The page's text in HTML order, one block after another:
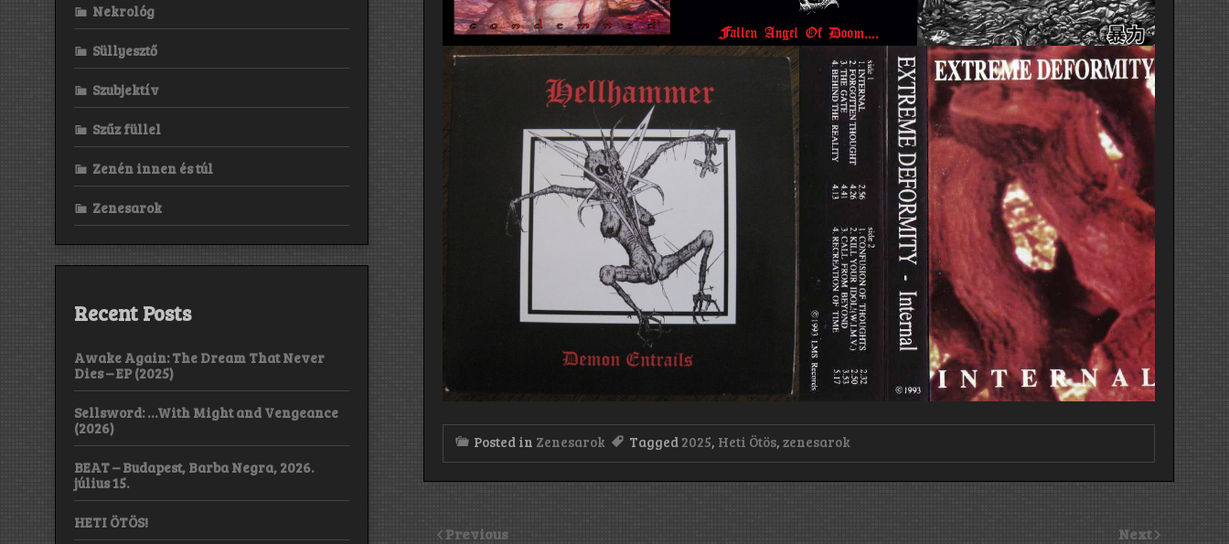
Posted in Zenesarok Tagged 2025, Heti Ötös,zenesarok
Previous Next
Nekrológ
Süllyesztő
Szubjektív
Szűz füllel
Zenén innen és túl
Zenesarok
Recent Posts
Awake Again: The Dream That Never
Dies – EP (2025)
Sellsword: …With Might and Vengeance
(2026)
BEAT – Budapest, Barba Negra, 2026.
július 15.
HETI ÖTÖS!